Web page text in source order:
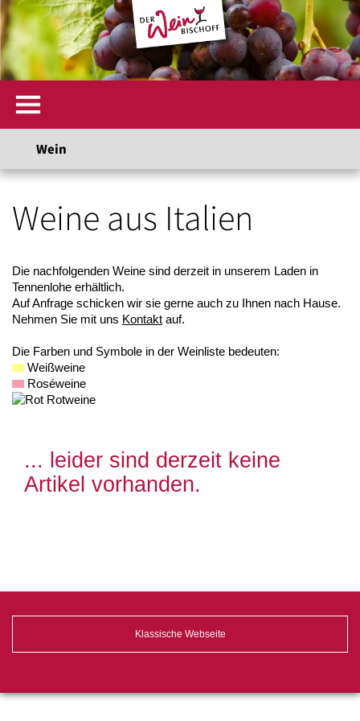
Wein
Weine aus Italien
Die nachfolgenden Weine sind derzeit in unserem Laden in
Tennenlohe erhältlich.
Auf Anfrage schicken wir sie gerne auch zu Ihnen nach Hause.
Nehmen Sie mit uns Kontakt auf.
Die Farben und Symbole in der Weinliste bedeuten:
Weißweine
Roséweine
Rotweine
... leider sind derzeit keine
Artikel vorhanden.
Klassische Webseite